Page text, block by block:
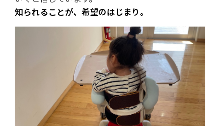
知られることが、希望のはじまり。